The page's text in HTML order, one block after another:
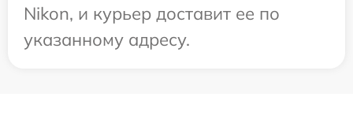
Nikon, и курьер доставит ее по
указанному адресу.